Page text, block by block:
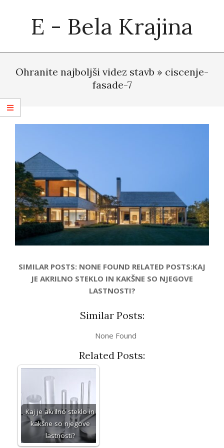
E - Bela Krajina
Navigation
Ohranite najboljši videz stavb » ciscenje-
fasade-7
SIMILAR POSTS: NONE FOUND RELATED POSTS:KAJ
JE AKRILNO STEKLO IN KAKŠNE SO NJEGOVE
LASTNOSTI?
Similar Posts:
None Found
Related Posts:
Kaj je akrilno steklo in
kakšne so njegove
lastnosti?